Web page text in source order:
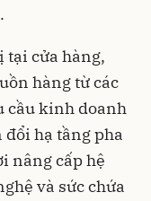
tại cửa hàng,
hàng từ các
cầu kinh doanh
hạ tầng pha
nâng cấp hệ
và sức chứa